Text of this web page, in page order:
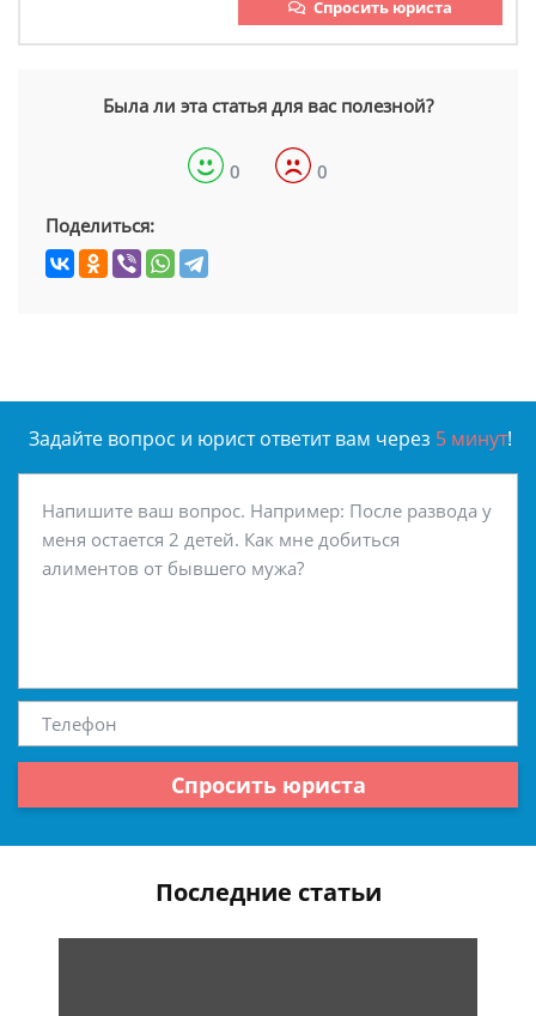
Спросить юриста
Была ли эта статья для вас полезной?
0 0
Поделиться:
Задайте вопрос и юрист ответит вам через 5 минут!
Спросить юриста
Последние статьи